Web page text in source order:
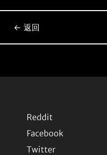
← 返回
Reddit
Facebook
Twitter